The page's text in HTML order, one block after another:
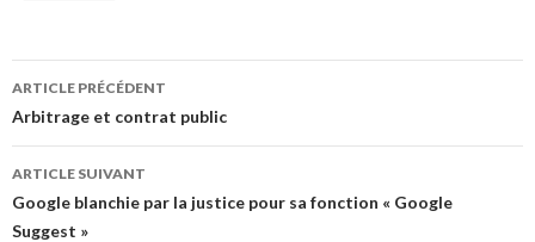
Navigation
des
articles
ARTICLE PRÉCÉDENT
Arbitrage et contrat public
ARTICLE SUIVANT
Google blanchie par la justice pour sa fonction « Google
Suggest »